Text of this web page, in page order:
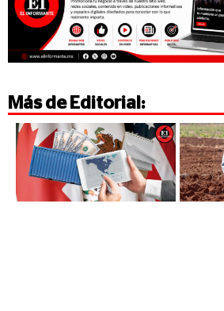
Más de Editorial :